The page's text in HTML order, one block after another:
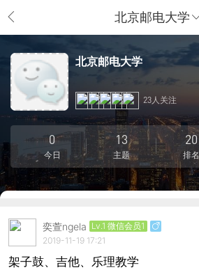
北京邮电大学
北京邮电大学
23人关注
0
今日
13
主题
20
排名
奕萱ngela Lv.1 微信会员1
2019-11-19 17:21
架子鼓、吉他、乐理教学